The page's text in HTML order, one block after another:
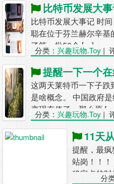
比特币发展大
比特币发展大事记 时
聪在位于芬兰赫尔辛基
了第一批50个 […]
分类： 兴趣玩物.Toy |
提醒一下一个
这两天莱特币一下子
是啥概念。 中国政府
变现充值了，那么原
分类： 兴趣玩物.Toy |
11天从
提醒，最
站岗！！
稳定点的
分